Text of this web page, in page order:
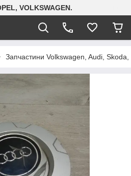
VOLKSWAGEN.
Запчастини Volkswagen, Audi, Skoda,